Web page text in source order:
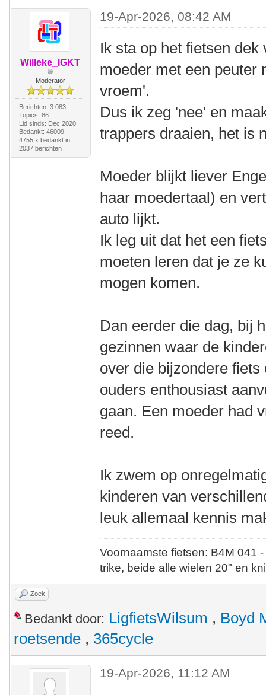
Willeke_IGKT
Moderator
Berichten: 3.083
Topics: 86
Lid sinds: Dec 2020
Bedankt: 46009
4755 x bedankt in
2037 berichten
19-Apr-2026, 08:42 AM
Ik sta op het fietsen
moeder met een peuter
vroem'.
Dus ik zeg 'nee' en
trappers draaien, het is
Moeder blijkt liever
haar moedertaal) en
auto lijkt.
Ik leg uit dat het een
moeten leren dat je ze
mogen komen.
Dan eerder die dag, bij
gezinnen waar de
over die bijzondere
ouders enthousiast
gaan. Een moeder had
reed.
Ik zwem op
kinderen van
leuk allemaal kennis
Voornaamste fietsen: B4M
trike, beide alle wielen 20" en
Zoek
Bedankt door: LigfietsWilsum , Boyd
roetsende , 365cycle
19-Apr-2026, 11:12 AM